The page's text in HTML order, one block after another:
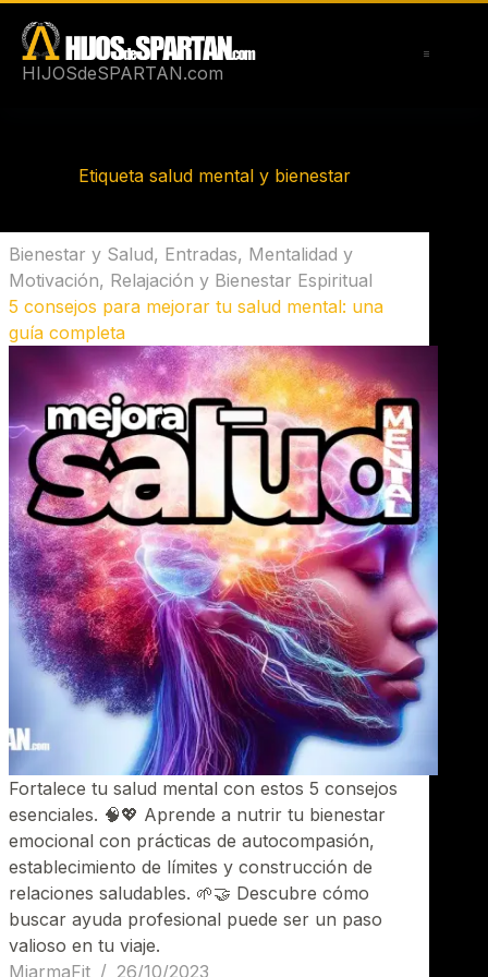
contenido
HIJOSdeSPARTAN.com
Etiqueta salud mental y bienestar
Bienestar y Salud, Entradas, Mentalidad y
Motivación, Relajación y Bienestar Espiritual
5 consejos para mejorar tu salud mental: una
guía completa
Fortalece tu salud mental con estos 5 consejos
esenciales. 🧠💖 Aprende a nutrir tu bienestar
emocional con prácticas de autocompasión,
establecimiento de límites y construcción de
relaciones saludables. 🌱🤝 Descubre cómo
buscar ayuda profesional puede ser un paso
valioso en tu viaje.
MiarmaFit
26/10/2023